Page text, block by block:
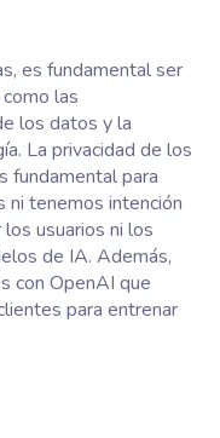
es fundamental ser
las
los datos y la
La privacidad de los
fundamental para
ni tenemos intención
usuarios ni los
de IA. Además,
con OpenAI que
para entrenar